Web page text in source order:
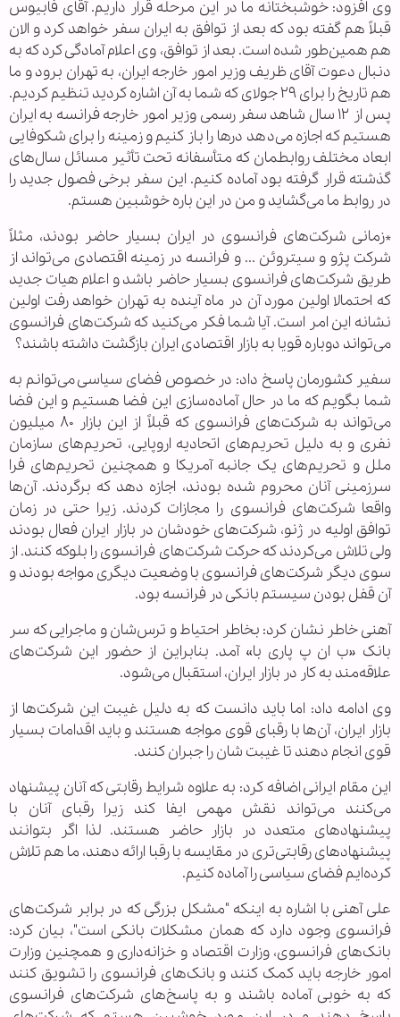
وی افزود: خوشبختانه ما در این مرحله قرار داریم. آقای فابیوس
قبلاً هم گفته بود که بعد از توافق به ایران سفر خواهد کرد و الان
هم همین‌طور شده است. بعد از توافق، وی اعلام آمادگی کرد که به
دنبال دعوت آقای ظریف وزیر امور خارجه ایران، به تهران برود و ما
هم تاریخ را برای ۲۹ جولای که شما به آن اشاره کردید تنظیم کردیم.
پس از ۱۲ سال شاهد سفر رسمی وزیر امور خارجه فرانسه به ایران
هستیم که اجازه می‌دهد درها را باز کنیم و زمینه را برای شکوفایی
ابعاد مختلف روابطمان که متأسفانه تحت تأثیر مسائل سال‌های
گذشته قرار گرفته بود آماده کنیم. این سفر برخی فصول جدید را
در روابط ما می‌گشاید و من در این باره خوشبین هستم.
*زمانی شرکت‌های فرانسوی در ایران بسیار حاضر بودند، مثلاً
شرکت پژو و سیتروئن ... و فرانسه در زمینه اقتصادی می‌تواند از
طریق شرکت‌های فرانسوی بسیار حاضر باشد و اعلام هیات جدید
که احتمالا اولین مورد آن در ماه آینده به تهران خواهد رفت اولین
نشانه این امر است. آیا شما فکر می‌کنید که شرکت‌های فرانسوی
می‌تواند دوباره قویا به بازار اقتصادی ایران بازگشت داشته باشند؟
سفیر کشورمان پاسخ داد: در خصوص فضای سیاسی می‌توانم به
شما بگویم که ما در حال آماده‌سازی این فضا هستیم و این فضا
می‌تواند به شرکت‌های فرانسوی که قبلاً از این بازار ۸۰ میلیون
نفری و به دلیل تحریم‌های اتحادیه اروپایی، تحریم‌های سازمان
ملل و تحریم‌های یک جانبه آمریکا و همچنین تحریم‌های فرا
سرزمینی آنان محروم شده بودند، اجازه دهد که برگردند. آن‌ها
واقعا شرکت‌های فرانسوی را مجازات کردند. زیرا حتی در زمان
توافق اولیه در ژنو، شرکت‌های خودشان در بازار ایران فعال بودند
ولی تلاش می‌کردند که حرکت شرکت‌های فرانسوی را بلوکه کنند. از
سوی دیگر شرکت‌های فرانسوی با وضعیت دیگری مواجه بودند و
آن قفل بودن سیستم بانکی در فرانسه بود.
آهنی خاطر نشان کرد: بخاطر احتیاط و ترس‌شان و ماجرایی که سر
بانک «ب ان پ پاری با» آمد. بنابراین از حضور این شرکت‌های
علاقه‌مند به کار در بازار ایران، استقبال می‌شود.
وی ادامه داد: اما باید دانست که به دلیل غیبت این شرکت‌ها از
بازار ایران، آن‌ها با رقبای قوی مواجه هستند و باید اقدامات بسیار
قوی انجام دهند تا غیبت شان را جبران کنند.
این مقام ایرانی اضافه کرد: به علاوه شرایط رقابتی که آنان پیشنهاد
می‌کنند می‌تواند نقش مهمی ایفا کند زیرا رقبای آنان با
پیشنهادهای متعدد در بازار حاضر هستند. لذا اگر بتوانند
پیشنهادهای رقابتی‌تری در مقایسه با رقبا ارائه دهند، ما هم تلاش
کرده‌ایم فضای سیاسی را آماده کنیم.
علی آهنی با اشاره به اینکه "مشکل بزرگی که در برابر شرکت‌های
فرانسوی وجود دارد که همان مشکلات بانکی است"، بیان کرد:
بانک‌های فرانسوی، وزارت اقتصاد و خزانه‌داری و همچنین وزارت
امور خارجه باید کمک کنند و بانک‌های فرانسوی را تشویق کنند
که به خوبی آماده باشند و به پاسخ‌های شرکت‌های فرانسوی